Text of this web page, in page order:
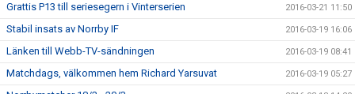
Grattis P13 till seriesegern i Vinterserien 2016-03-21 11:50
Stabil insats av Norrby IF 2016-03-19 16:06
Länken till Webb-TV-sändningen 2016-03-19 08:41
Matchdags, välkommen hem Richard Yarsuvat 2016-03-19 05:27